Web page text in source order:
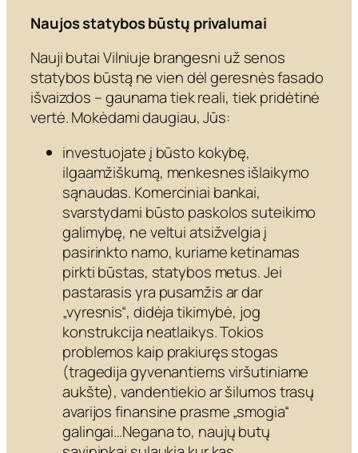
Naujos statybos būstų privalumai
Nauji butai Vilniuje brangesni už senos
statybos būstą ne vien dėl geresnės fasado
išvaizdos – gaunama tiek reali, tiek pridėtinė
vertė. Mokėdami daugiau, Jūs:
investuojate į būsto kokybę,
ilgaamžiškumą, menkesnes išlaikymo
sąnaudas. Komerciniai bankai,
svarstydami būsto paskolos suteikimo
galimybę, ne veltui atsižvelgia į
pasirinkto namo, kuriame ketinamas
pirkti būstas, statybos metus. Jei
pastarasis yra pusamžis ar dar
„vyresnis“, didėja tikimybė, jog
konstrukcija neatlaikys. Tokios
problemos kaip prakiuręs stogas
(tragedija gyvenantiems viršutiniame
aukšte), vandentiekio ar šilumos trasų
avarijos finansine prasme „smogia“
galingai…Negana to, naujų butų